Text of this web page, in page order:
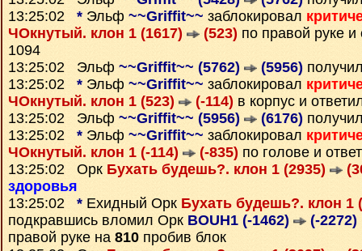
13:25:02 * Эльф ~~Griffit~~ заблокировал
ЧОкнутый. клон 1 (1617)
(523) по правой руке и
1094
13:25:02 Эльф ~~Griffit~~ (5762) (5956)
13:25:02 * Эльф ~~Griffit~~ заблокировал
ЧОкнутый. клон 1 (523)
(-114) в корпус и
13:25:02 Эльф ~~Griffit~~ (5956) (6176)
13:25:02 * Эльф ~~Griffit~~ заблокировал
ЧОкнутый. клон 1 (-114)
(-835) по голове и
13:25:02 Орк Бухать будешь?. клон 1 (2935)
здоровья
13:25:02 * Ехидный Орк Бухать будешь?. клон 1
подкравшись вломил Орк BOUH1 (-1462) (-2272)
правой руке на 810 пробив блок